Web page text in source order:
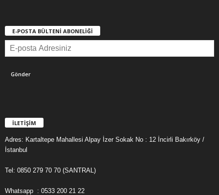
E-POSTA BÜLTENİ ABONELİĞİ
İLETİŞİM
Adres: Kartaltepe Mahallesi Alpay İzer Sokak No : 12 İncirli Bakırköy /
İstanbul
Tel: 0850 279 70 70 (SANTRAL)
Whatsapp : 0533 200 21 22